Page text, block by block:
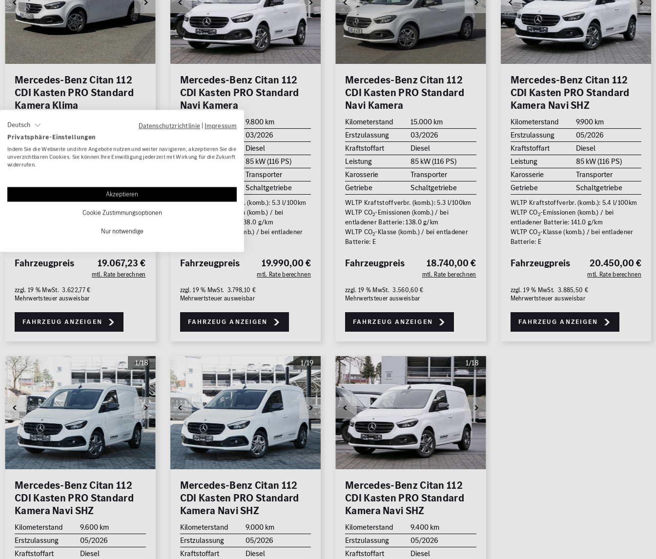
Mercedes-Benz Citan 112
CDI Kasten PRO Standard
Kamera Klima
Kilometerstand
Erstzulassung
03/2026
Kraftstoffart
Diesel
Leistung
85 kW (116 PS)
Getriebe
Schaltgetriebe
WLTP Kraftstoffverbr. (komb.): 5.3 l/100km
-Emissionen (komb.) / bei
-Klasse (komb.) / bei entladener
19.067,23 €
mtl. Rate berechnen
Fahrzeugpreis
zzgl. 19 % MwSt. 3.622,77 €
Mehrwertsteuer ausweisbar
Fahrzeug anzeigen
Mercedes-Benz Citan 112
CDI Kasten PRO Standard
Navi Kamera
Kilometerstand
9.800 km
03/2026
Kraftstoffart
Diesel
Leistung
85 kW (116 PS)
Transporter
Getriebe
Schaltgetriebe
WLTP Kraftstoffverbr. (komb.): 5.3 l/100km
-Emissionen (komb.) / bei
entladener Batterie: 138.0 g/km
-Klasse (komb.) / bei entladener
19.990,00 €
mtl. Rate berechnen
Fahrzeugpreis
zzgl. 19 % MwSt. 3.798,10 €
Mehrwertsteuer ausweisbar
Fahrzeug anzeigen
Mercedes-Benz Citan 112
CDI Kasten PRO Standard
Navi Kamera
Kilometerstand
15.000 km
Erstzulassung
03/2026
Kraftstoffart
Diesel
Leistung
85 kW (116 PS)
Karosserie
Transporter
Getriebe
Schaltgetriebe
WLTP Kraftstoffverbr. (komb.): 5.3 l/100km
WLTP CO2-Emissionen (komb.) / bei
entladener Batterie: 138.0 g/km
WLTP CO2-Klasse (komb.) / bei entladener
Batterie: E
18.740,00 €
mtl. Rate berechnen
Fahrzeugpreis
zzgl. 19 % MwSt. 3.560,60 €
Mehrwertsteuer ausweisbar
Fahrzeug anzeigen
Mercedes-Benz Citan 112
CDI Kasten PRO Standard
Kamera Navi SHZ
Kilometerstand
9.900 km
Erstzulassung
05/2026
Kraftstoffart
Diesel
Leistung
85 kW (116 PS)
Karosserie
Transporter
Getriebe
Schaltgetriebe
WLTP Kraftstoffverbr. (komb.): 5.4 l/100km
WLTP CO2-Emissionen (komb.) / bei
entladener Batterie: 141.0 g/km
WLTP CO2-Klasse (komb.) / bei entladener
Batterie: E
20.450,00 €
mtl. Rate berechnen
Fahrzeugpreis
zzgl. 19 % MwSt. 3.885,50 €
Mehrwertsteuer ausweisbar
Fahrzeug anzeigen
1/18
Mercedes-Benz Citan 112
CDI Kasten PRO Standard
Kamera Navi SHZ
Kilometerstand
9.600 km
Erstzulassung
05/2026
Kraftstoffart
Diesel
1/19
Mercedes-Benz Citan 112
CDI Kasten PRO Standard
Kamera Navi SHZ
Kilometerstand
9.000 km
Erstzulassung
05/2026
Kraftstoffart
Diesel
1/18
Mercedes-Benz Citan 112
CDI Kasten PRO Standard
Kamera Navi SHZ
Kilometerstand
9.400 km
Erstzulassung
05/2026
Kraftstoffart
Diesel
Deutsch Datenschutzrichtlinie | Impressum
Privatsphäre-Einstellungen
Indem Sie die Webseite und ihre Angebote nutzen und weiter navigieren, akzeptieren Sie die
unverzichtbaren Cookies. Sie können Ihre Einwilligung jederzeit mit Wirkung für die Zukunft
widerrufen.
Akzeptieren
Cookie Zustimmungsoptionen
Nur notwendige